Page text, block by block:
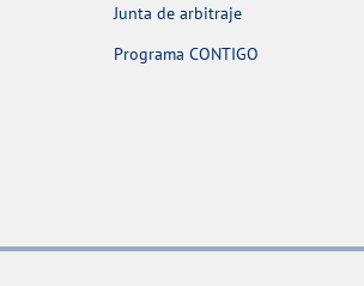
Junta de arbitraje
Programa CONTIGO